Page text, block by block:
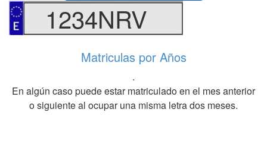
1234NRV
Matriculas por Años
.
En algún caso puede estar matriculado en el mes anterior
o siguiente al ocupar una misma letra dos meses.